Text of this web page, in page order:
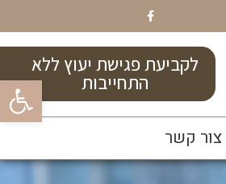
לקביעת פגישת יעוץ ללא
התחייבות
צור קשר